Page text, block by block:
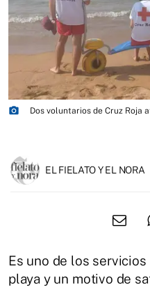
photo_camera
Dos voluntarios de Cruz Roja
EL FIELATO Y EL NORA
Es uno de los
playa y un motivo de